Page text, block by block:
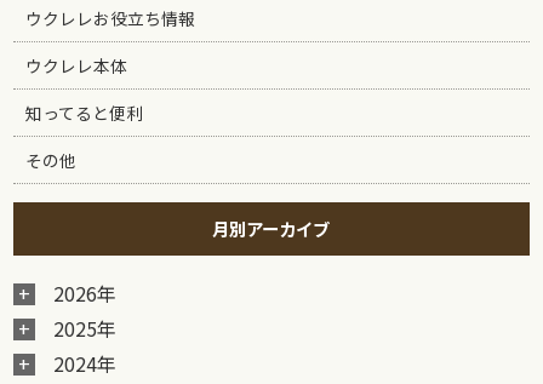
ウクレレお役立ち情報
ウクレレ本体
知ってると便利
その他
月別アーカイブ
2026年
2025年
2024年